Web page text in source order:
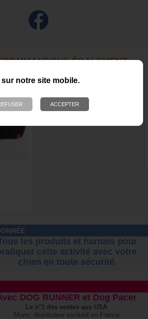
notre site mobile.
ÉGALEMENT
les produits et harnais pour
cette activité avec votre
chien en toute sécurité
DOG RUNNER et Dog Pacer
Le n°1 des ventes aux USA
Morin, distributeur exclusif en France